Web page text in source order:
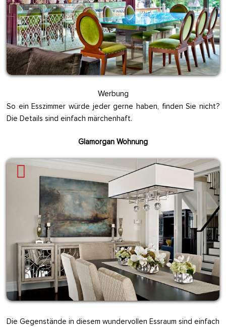
Werbung
So ein Esszimmer würde jeder gerne haben, finden Sie nicht?
Die Details sind einfach märchenhaft.
Glamorgan Wohnung
Die Gegenstände in diesem wundervollen Essraum sind einfach